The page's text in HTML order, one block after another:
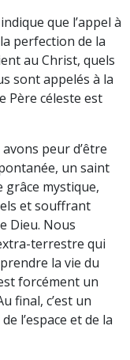
que l’appel à
perfection de la
au Christ, quels
sont appelés à la
Père céleste est
peur d’être
un saint
mystique,
et souffrant
Dieu. Nous
terrestre qui
la vie du
forcément un
final, c’est un
l’espace et de la